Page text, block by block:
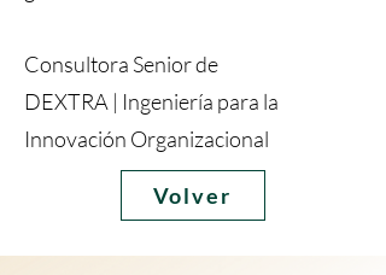
Consultora Seniorde
DEXTRA | Ingeniería para la
Innovación Organizacional
Volver